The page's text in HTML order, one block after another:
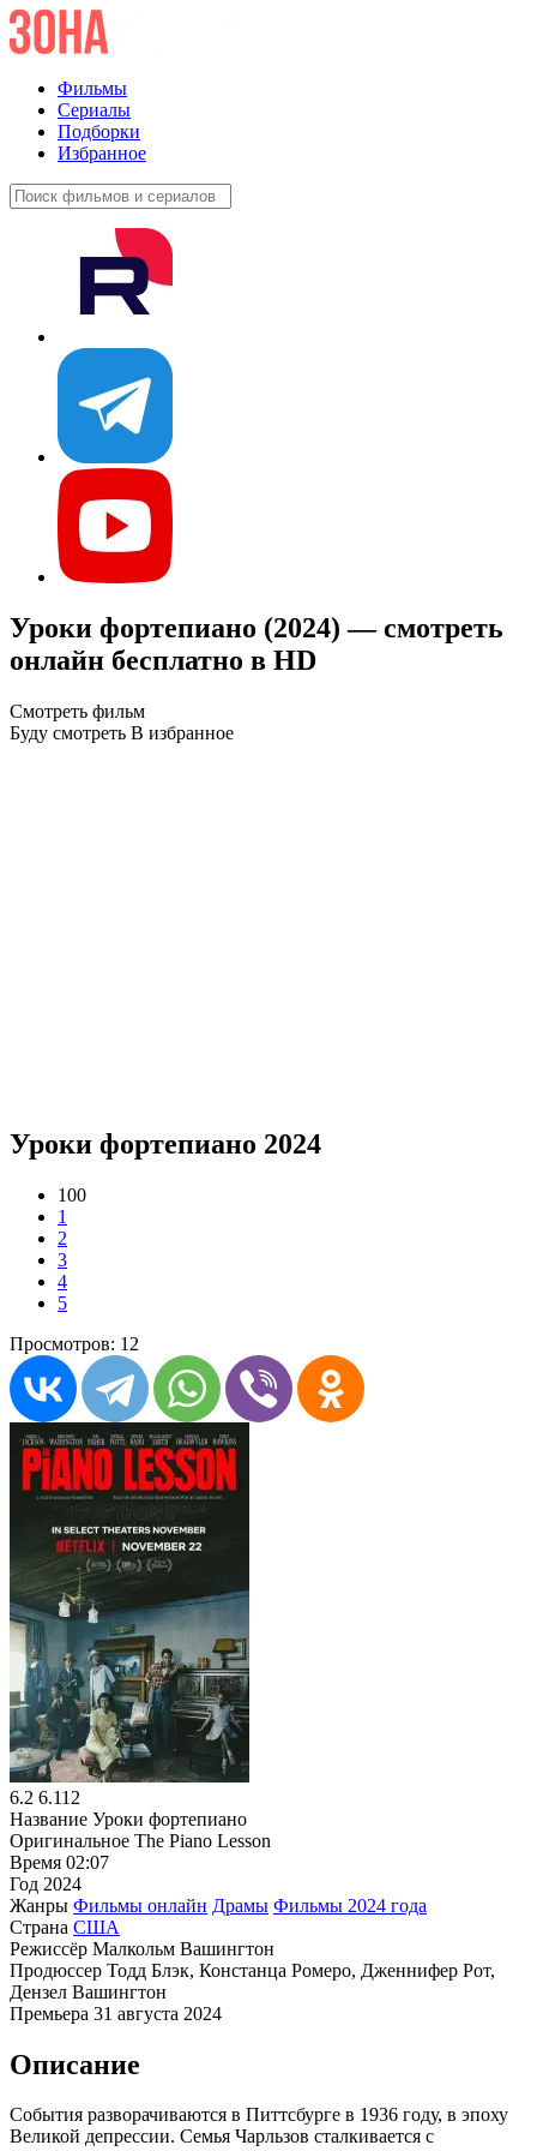
Фильмы
Сериалы
Подборки
Избранное
Уроки фортепиано (2024) — смотреть
онлайн бесплатно в HD
Смотреть фильм
Буду смотреть В избранное
Уроки фортепиано 2024
100
1
2
3
4
5
Просмотров: 12
6.2 6.112
Название Уроки фортепиано
Оригинальное The Piano Lesson
Время 02:07
Год 2024
Жанры Фильмы онлайн Драмы Фильмы 2024 года
Страна США
Режиссёр Малкольм Вашингтон
Продюссер Тодд Блэк, Констанца Ромеро, Дженнифер Рот,
Дензел Вашингтон
Премьера 31 августа 2024
Описание
События разворачиваются в Питтсбурге в 1936 году, в эпоху
Великой депрессии. Семья Чарльзов сталкивается с